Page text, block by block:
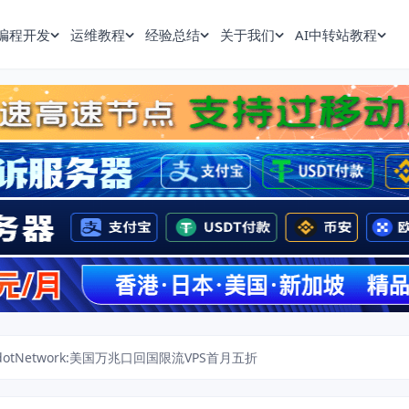
程开发 运维教程 经验总结 关于我们 AI中转站教程
美国万兆口回国限流VPS首月五折